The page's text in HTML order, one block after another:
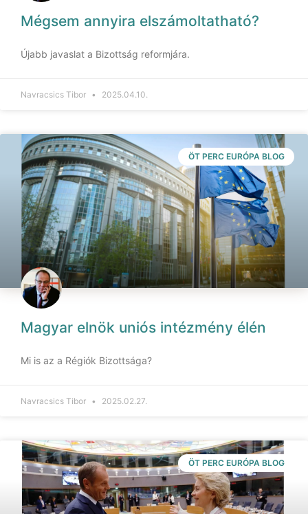
Mégsem annyira elszámoltatható?
Újabb javaslat a Bizottság reformjára.
Navracsics Tibor 2025.04.10.
ÖT PERC EURÓPA BLOG
Magyar elnök uniós intézmény élén
Mi is az a Régiók Bizottsága?
Navracsics Tibor 2025.02.27.
ÖT PERC EURÓPA BLOG